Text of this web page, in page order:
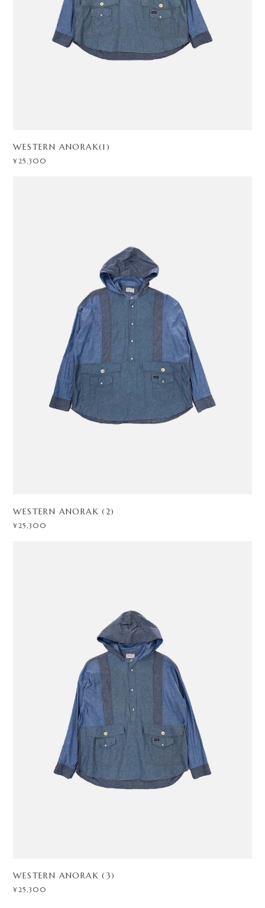
WESTERN ANORAK(1)
¥25,300
WESTERN ANORAK (2)
¥25,300
WESTERN ANORAK (3)
¥25,300